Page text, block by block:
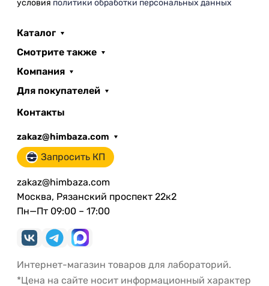
условия политики обработки персональных данных
Каталог
Смотрите также
Компания
Для покупателей
Контакты
zakaz@himbaza.com
Запросить КП
zakaz@himbaza.com
Москва, Рязанский проспект 22к2
Пн—Пт 09:00 – 17:00
Интернет-магазин товаров для лабораторий.
*Цена на сайте носит информационный характер